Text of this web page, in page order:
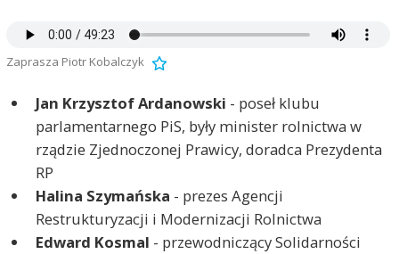
Zaprasza Piotr Kobalczyk
Jan Krzysztof Ardanowski - poseł klubu
parlamentarnego PiS, były minister rolnictwa w
rządzie Zjednoczonej Prawicy, doradca Prezydenta
RP
Halina Szymańska - prezes Agencji
Restrukturyzacji i Modernizacji Rolnictwa
Edward Kosmal - przewodniczący Solidarności